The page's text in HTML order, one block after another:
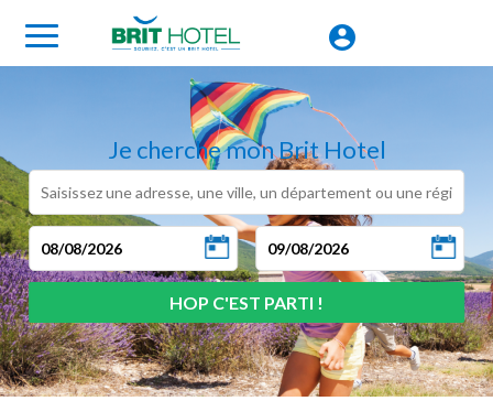
Je cherche mon Brit Hotel